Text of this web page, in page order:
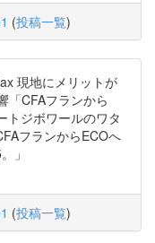
(投稿一覧)
現地にメリットが
「CFAフランから
トジボワールのワタ
フランからECOへ
」
(投稿一覧)